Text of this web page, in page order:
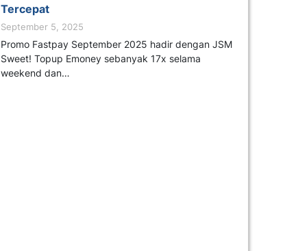
Tercepat
September 5, 2025
Promo Fastpay September 2025 hadir dengan JSM
Sweet! Topup Emoney sebanyak 17x selama
weekend dan…